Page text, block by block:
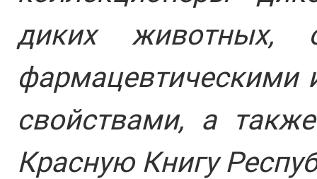
диких животных,
фармацевтическими
свойствами, а
Красную Книгу